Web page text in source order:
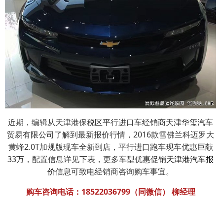
近期，编辑从天津港保税区平行进口车经销商天津华玺汽车
贸易有限公司了解到最新报价行情，2016款雪佛兰科迈罗大
黄蜂2.0T加规版现车全新到店，平行进口跑车现车优惠巨献
33万，配置信息详见下表，更多车型优惠促销天津港汽车报
价信息可致电经销商咨询购车事宜。
购车咨询电话： 18522036799（同微信） 柳经理